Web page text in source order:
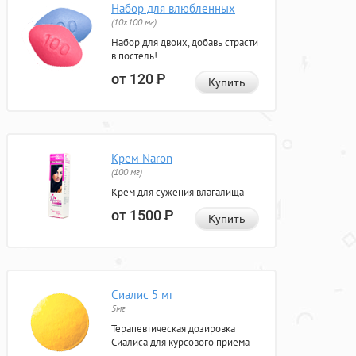
Набор для влюбленных
(10х100 мг)
Набор для двоих, добавь страсти
в постель!
от 120Р Купить
Крем Naron
(100 мг)
Крем для сужения влагалища
от 1500Р Купить
Сиалис 5 мг
5мг
Терапевтическая дозировка
Сиалиса для курсового приема